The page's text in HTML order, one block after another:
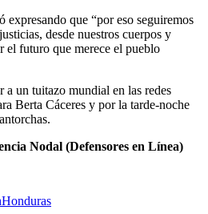
que “por eso seguiremos
desde nuestros cuerpos y
el futuro que merece el pueblo
un tuitazo mundial en las redes
Berta Cáceres y por la tarde-noche
Nodal (Defensores en Línea)
Honduras